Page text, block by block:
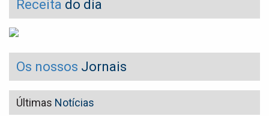
Receita do dia
Os nossos Jornais
Últimas Notícias